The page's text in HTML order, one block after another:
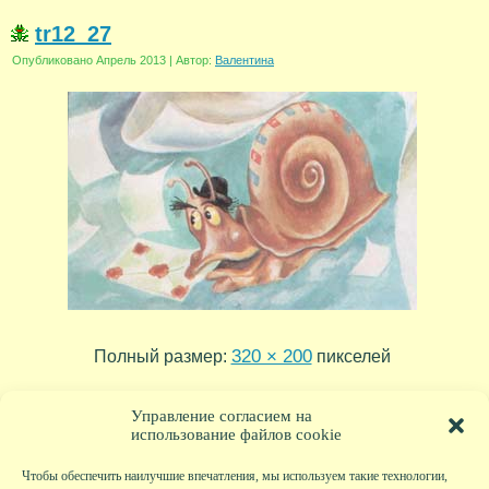
Управление согласием на
использование файлов cookie
Чтобы обеспечить наилучшие впечатления, мы используем такие технологии,
tr12_27
Опубликовано Апрель 2013 | Автор: Валентина
Полный размер: 320 × 200пикселей